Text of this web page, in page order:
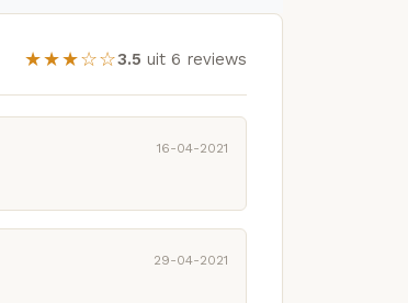
★★★☆☆3.5 uit 6 reviews
16-04-2021
29-04-2021